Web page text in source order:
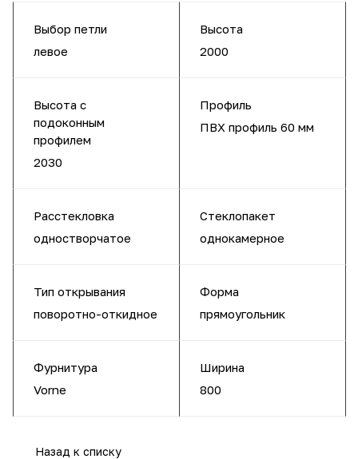
Выбор петли
левое
Высота
2000
Высота с
подоконным
профилем
2030
Профиль
ПВХ профиль 60 мм
Расстекловка
одностворчатое
Стеклопакет
однокамерное
Тип открывания
поворотно-откидное
Форма
прямоугольник
Фурнитура
Vorne
Ширина
800
Назад к списку